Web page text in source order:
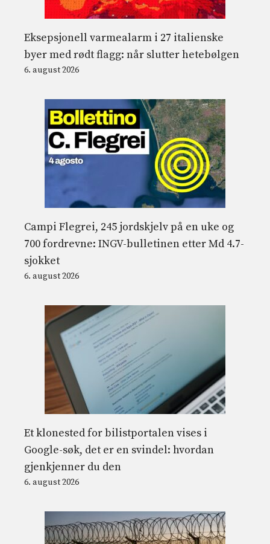
Eksepsjonell varmealarm i 27 italienske
byer med rødt flagg: når slutter hetebølgen
6. august 2026
Campi Flegrei, 245 jordskjelv på en uke og
700 fordrevne: INGV-bulletinen etter Md 4.7-
sjokket
6. august 2026
Et klonested for bilistportalen vises i
Google-søk, det er en svindel: hvordan
gjenkjenner du den
6. august 2026